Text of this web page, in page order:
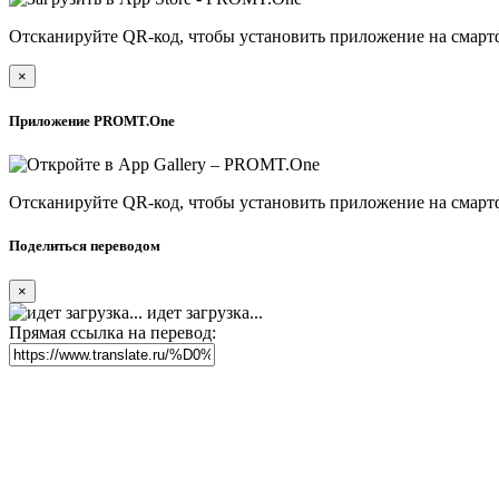
Отсканируйте QR-код, чтобы установить приложение на
×
Приложение PROMT.One
Отсканируйте QR-код, чтобы установить приложение на
Поделиться переводом
×
идет загрузка...
Прямая ссылка на перевод: